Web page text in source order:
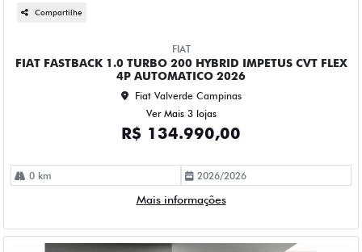
FIAT FASTBACK 1.0 TURBO 200 HYBRID IMPETUS CVT FLEX
Fiat Valverde Campinas
Ver Mais 3 lojas
R$ 134.990,00
2026/2026